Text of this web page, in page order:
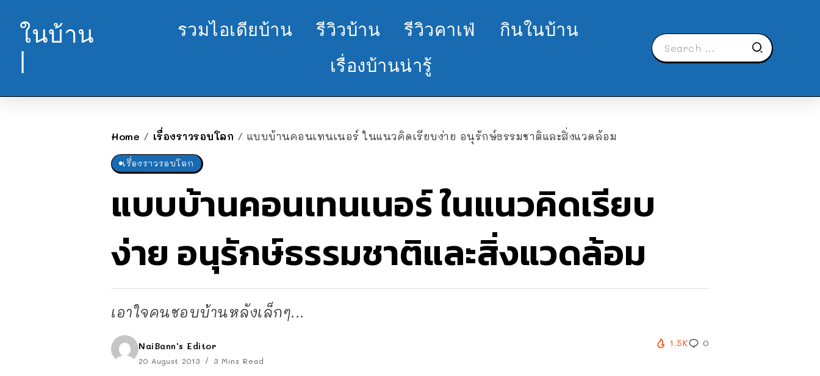
ในบ้าน
|
รวมไอเดียบ้าน รีวิวบ้าน รีวิวคาเฟ่
กินในบ้าน
เรื่องบ้านน่ารู้
Home / เรื่องราวรอบโลก / แบบบ้านคอนเทนเนอร์ ในแนวคิดเรียบง่าย อนุรักษ์ธรรมชาติและสิ่งแวดล้อม
เรื่องราวรอบโลก
แบบบ้านคอนเทนเนอร์ ในแนวคิดเรียบ
ง่าย อนุรักษ์ธรรมชาติและสิ่งแวดล้อม
เอาใจคนชอบบ้านหลังเล็กๆ...
NaiBann's Editor
20 August 2013 3 Mins Read
1.5K 0